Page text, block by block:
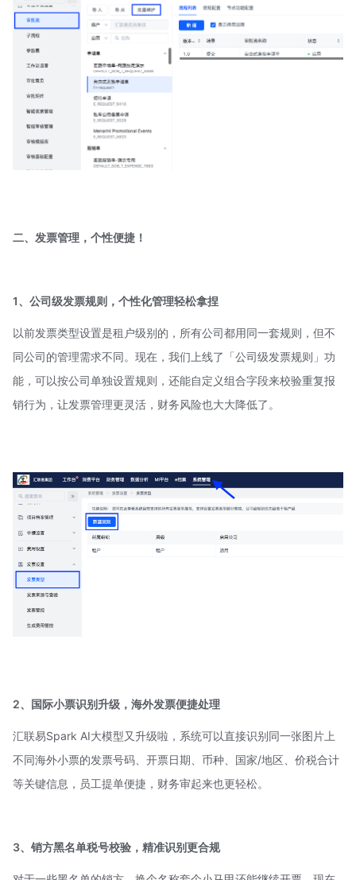
二、发票管理，个性便捷！
1、公司级发票规则，个性化管理轻松拿捏
以前发票类型设置是租户级别的，所有公司都用同一套规则，但不
同公司的管理需求不同。现在，我们上线了「公司级发票规则」功
能，可以按公司单独设置规则，还能自定义组合字段来校验重复报
销行为，让发票管理更灵活，财务风险也大大降低了。
2、国际小票识别升级，海外发票便捷处理
汇联易Spark AI大模型又升级啦，系统可以直接识别同一张图片上
不同海外小票的发票号码、开票日期、币种、国家/地区、价税合计
等关键信息，员工提单便捷，财务审起来也更轻松。
3、销方黑名单税号校验，精准识别更合规